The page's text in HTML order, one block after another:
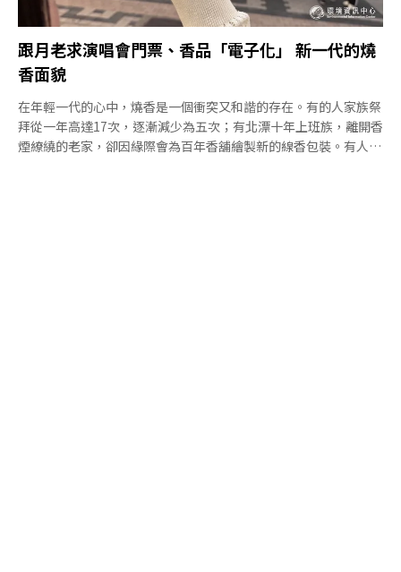
跟月老求演唱會門票、香品「電子化」 新一代的燒
香面貌
在年輕一代的心中，燒香是一個衝突又和諧的存在。有的人家族祭
拜從一年高達17次，逐漸減少為五次；有北漂十年上班族，離開香
煙繚繞的老家，卻因緣際會為百年香舖繪製新的線香包裝。有人